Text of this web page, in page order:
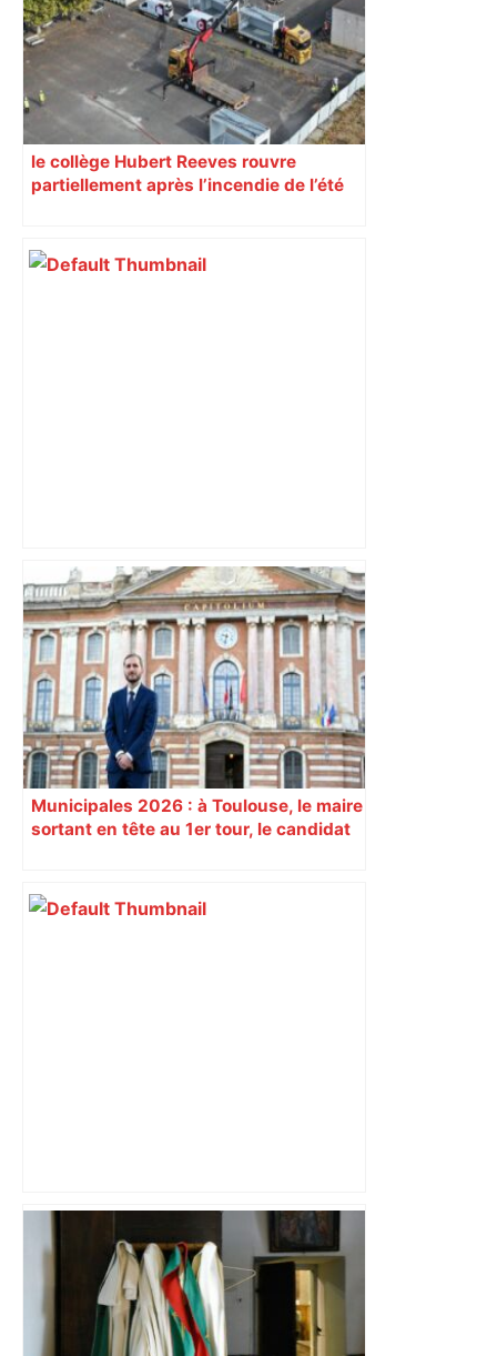
le collège Hubert Reeves rouvre
partiellement après l’incendie de l’été
Bilan du marché du logement neuf :
une lueur d'espoir pour l'immobilier à
Toulouse ? – Actu.fr
Municipales 2026 : à Toulouse, le maire
sortant en tête au 1er tour, le candidat
Près de Toulouse : dans cette zone
économique, un axe majeur va être
fermé en fin de soirée, voici les
déviations – Actu.fr